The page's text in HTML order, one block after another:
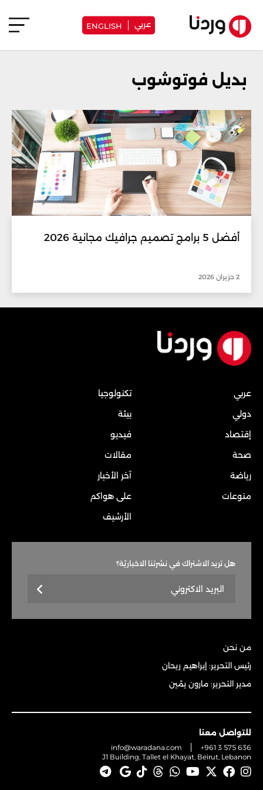
عربي ENGLISH
بديل فوتوشوب
أفضل 5 برامج تصميم جرافيك مجانية 2026
2 حزيران 2026
عربي
دولي
إقتصاد
صحة
رياضة
منوعات
تكنولوجيا
بيئة
فيديو
مقالات
آخر الأخبار
على هواكم
الأرشيف
هل تريد الاشتراك في نشرتنا الاخباريّة؟
من نحن
رئيس التحرير: إبراهيم ريحان
مدير التحرير: مارون يمّين
للتواصل معنا
info@waradana.com
+961 3 575 636
J1 Building, Tallet el Khayat, Beirut, Lebanon